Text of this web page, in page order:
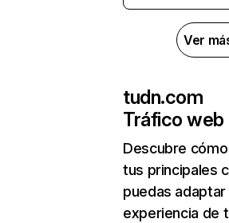
Ver
tudn.com
Tráfico web
Descubre
tus principales
puedas
experiencia de